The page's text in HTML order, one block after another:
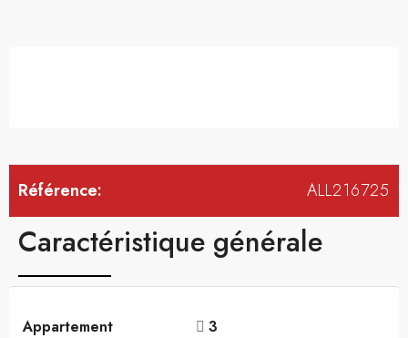
Caractéristique générale
Référence: ALL216725
Appartement 3